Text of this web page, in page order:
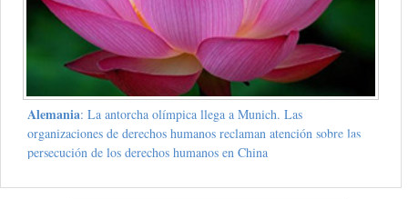
Alemania: La antorcha olímpica llega a Munich. Las
organizaciones de derechos humanos reclaman atención sobre las
persecución de los derechos humanos en China